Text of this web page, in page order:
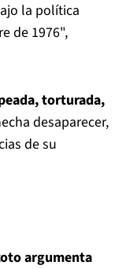
la política
de 1976",
torturada,
desaparecer,
de su
argumenta